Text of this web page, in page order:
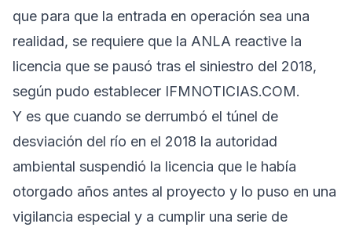
que para que la entrada en operación sea una
realidad, se requiere que la ANLA reactive la
licencia que se pausó tras el siniestro del 2018,
según pudo establecer IFMNOTICIAS.COM.
Y es que cuando se derrumbó el túnel de
desviación del río en el 2018 la autoridad
ambiental suspendió la licencia que le había
otorgado años antes al proyecto y lo puso en una
vigilancia especial y a cumplir una serie de